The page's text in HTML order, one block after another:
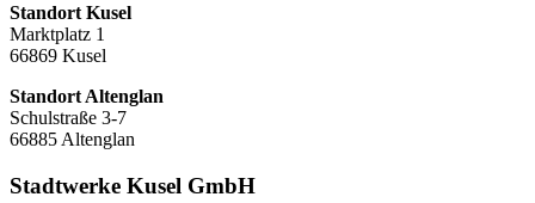
Standort Kusel
Marktplatz 1
66869 Kusel
Standort Altenglan
Schulstraße 3-7
66885 Altenglan
Stadtwerke Kusel GmbH